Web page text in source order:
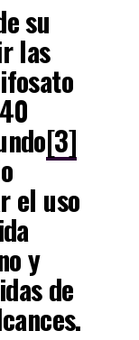
su
las
[3]
el uso
y
de